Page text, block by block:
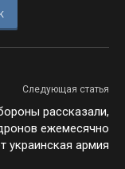
Следующая статья
рассказали,
ежемесячно
украинская армия